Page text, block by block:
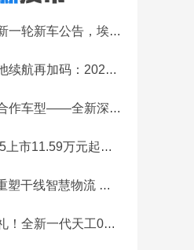
车公告，埃安Ray 7引发关注
：2027款埃安RT上市，9.98万元起
——全新深蓝S05正式上市！
起，全球时尚激光智能SUV全面进阶
物流 智加科技战略合作图达通
工08 670 Max上市限时价17.99万元